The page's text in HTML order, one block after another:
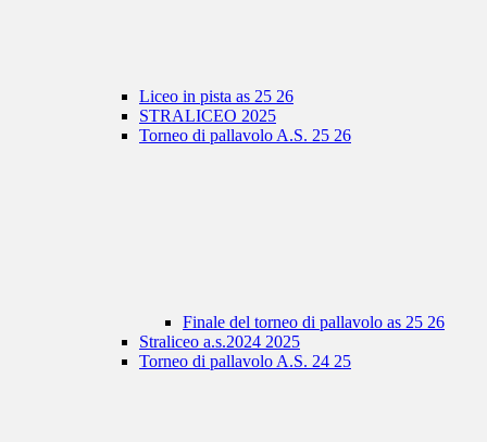
Liceo in pista as 25 26
STRALICEO 2025
Torneo di pallavolo A.S. 25 26
Finale del torneo di pallavolo as 25 26
Straliceo a.s.2024 2025
Torneo di pallavolo A.S. 24 25